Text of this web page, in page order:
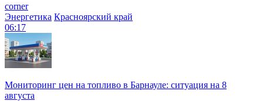
corner
Энергетика Красноярский край
06:17
Мониторинг цен на топливо в Барнауле: ситуация на 8
августа